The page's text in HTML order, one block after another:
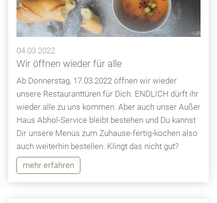
04.03.2022
Wir öffnen wieder für alle
Ab Donnerstag, 17.03.2022 öffnen wir wieder
unsere Restauranttüren für Dich. ENDLICH dürft ihr
wieder alle zu uns kommen. Aber auch unser Außer
Haus Abhol-Service bleibt bestehen und Du kannst
Dir unsere Menüs zum Zuhause-fertig-kochen also
auch weiterhin bestellen. Klingt das nicht gut?
mehr erfahren